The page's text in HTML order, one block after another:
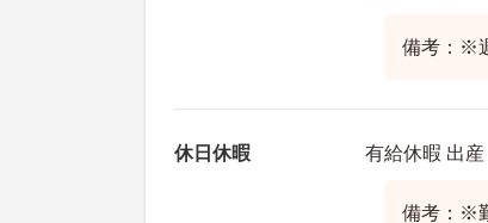
備考：※
休日休暇 有給休暇 出
備考：※